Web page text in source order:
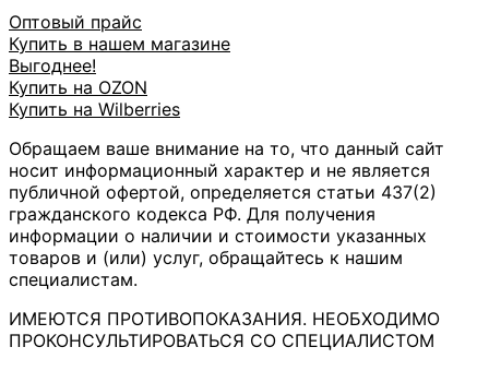
Оптовый прайс
Купить в нашем магазине
Выгоднее!
Купить на OZON
Купить на Wilberries
Обращаем ваше внимание на то, что данный сайт
носит информационный характер и не является
публичной офертой, определяется статьи 437(2)
гражданского кодекса РФ. Для получения
информации о наличии и стоимости указанных
товаров и (или) услуг, обращайтесь к нашим
специалистам.
ИМЕЮТСЯ ПРОТИВОПОКАЗАНИЯ. НЕОБХОДИМО
ПРОКОНСУЛЬТИРОВАТЬСЯ СО СПЕЦИАЛИСТОМ